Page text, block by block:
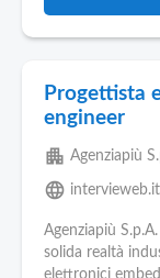
Progettista
engineer
apartment Agenziapiù
language intervieweb.it
Agenziapiù
solida realtà
elettronici